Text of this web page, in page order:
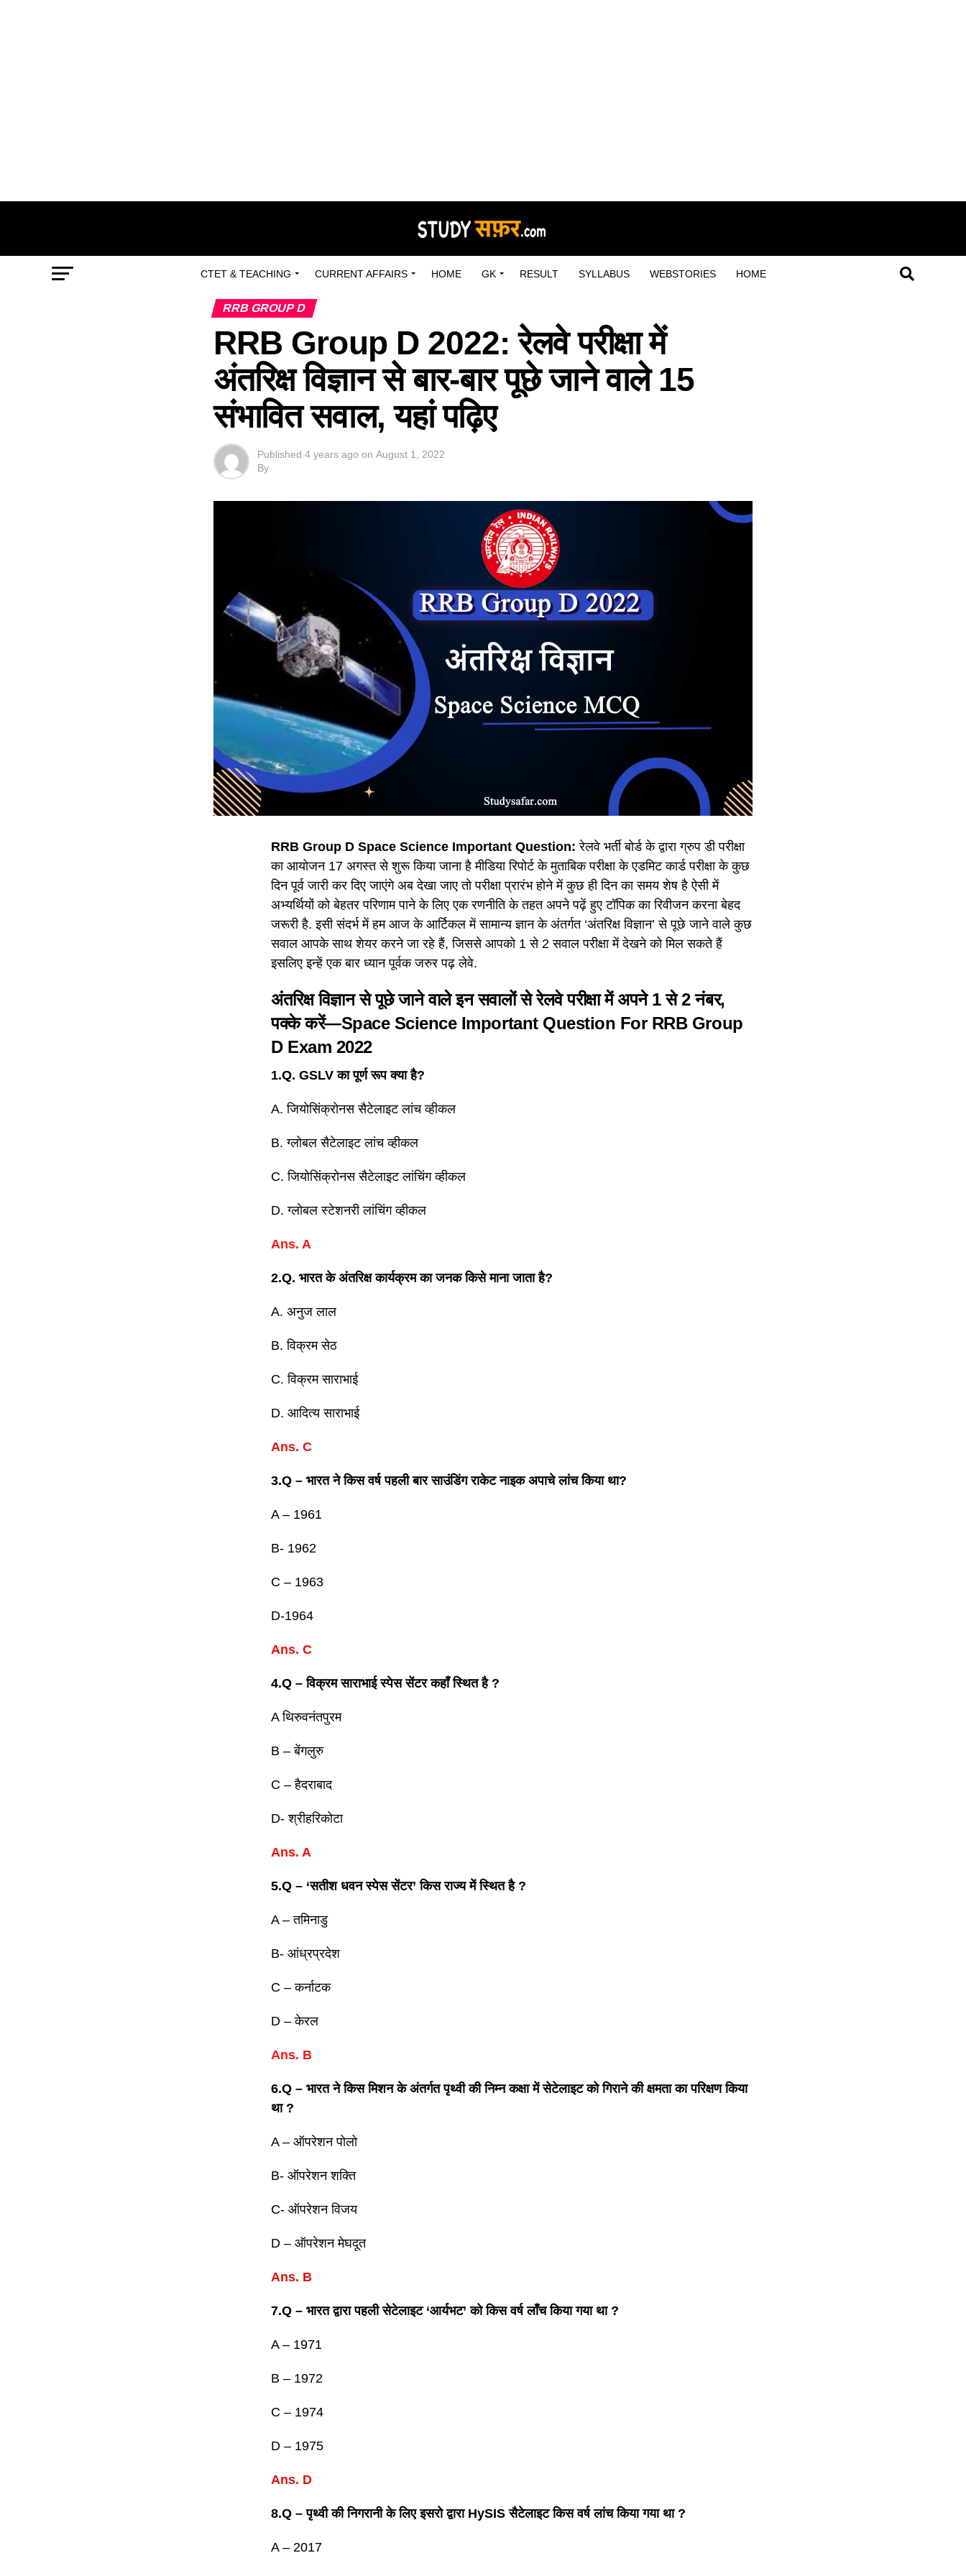
CTET & TEACHING CURRENT AFFAIRS HOME GK RESULT SYLLABUS WEBSTORIES HOME
RRB GROUP D
RRB Group D 2022: रेलवे परीक्षा में
अंतरिक्ष विज्ञान से बार-बार पूछे जाने वाले 15
संभावित सवाल, यहां पढ़िए
Published 4 years ago on August 1, 2022
By
RRB Group D Space Science Important Question: रेलवे भर्ती बोर्ड के द्वारा ग्रुप डी परीक्षा
का आयोजन 17 अगस्त से शुरू किया जाना है मीडिया रिपोर्ट के मुताबिक परीक्षा के एडमिट कार्ड परीक्षा के कुछ
दिन पूर्व जारी कर दिए जाएंगे अब देखा जाए तो परीक्षा प्रारंभ होने में कुछ ही दिन का समय शेष है ऐसी में
अभ्यर्थियों को बेहतर परिणाम पाने के लिए एक रणनीति के तहत अपने पढ़ें हुए टॉपिक का रिवीजन करना बेहद
जरूरी है. इसी संदर्भ में हम आज के आर्टिकल में सामान्य ज्ञान के अंतर्गत ‘अंतरिक्ष विज्ञान’ से पूछे जाने वाले कुछ
सवाल आपके साथ शेयर करने जा रहे हैं, जिससे आपको 1 से 2 सवाल परीक्षा में देखने को मिल सकते हैं
इसलिए इन्हें एक बार ध्यान पूर्वक जरुर पढ़ लेवे.
अंतरिक्ष विज्ञान से पूछे जाने वाले इन सवालों से रेलवे परीक्षा में अपने 1 से 2 नंबर,
पक्के करें—Space Science Important Question For RRB Group
D Exam 2022
1.Q. GSLV का पूर्ण रूप क्या है?
A. जियोसिंक्रोनस सैटेलाइट लांच व्हीकल
B. ग्लोबल सैटेलाइट लांच व्हीकल
C. जियोसिंक्रोनस सैटेलाइट लांचिंग व्हीकल
D. ग्लोबल स्टेशनरी लांचिंग व्हीकल
Ans. A
2.Q. भारत के अंतरिक्ष कार्यक्रम का जनक किसे माना जाता है?
A. अनुज लाल
B. विक्रम सेठ
C. विक्रम साराभाई
D. आदित्य साराभाई
Ans. C
3.Q – भारत ने किस वर्ष पहली बार साउंडिंग राकेट नाइक अपाचे लांच किया था?
A – 1961
B- 1962
C – 1963
D-1964
Ans. C
4.Q – विक्रम साराभाई स्पेस सेंटर कहाँ स्थित है ?
A थिरुवनंतपुरम
B – बेंगलुरु
C – हैदराबाद
D- श्रीहरिकोटा
Ans. A
5.Q – ‘सतीश धवन स्पेस सेंटर’ किस राज्य में स्थित है ?
A – तमिनाडु
B- आंध्रप्रदेश
C – कर्नाटक
D – केरल
Ans. B
6.Q – भारत ने किस मिशन के अंतर्गत पृथ्वी की निम्न कक्षा में सेटेलाइट को गिराने की क्षमता का परिक्षण किया
था ?
A – ऑपरेशन पोलो
B- ऑपरेशन शक्ति
C- ऑपरेशन विजय
D – ऑपरेशन मेघदूत
Ans. B
7.Q – भारत द्वारा पहली सेटेलाइट ‘आर्यभट’ को किस वर्ष लाँच किया गया था ?
A – 1971
B – 1972
C – 1974
D – 1975
Ans. D
8.Q – पृथ्वी की निगरानी के लिए इसरो द्वारा HySIS सैटेलाइट किस वर्ष लांच किया गया था ?
A – 2017